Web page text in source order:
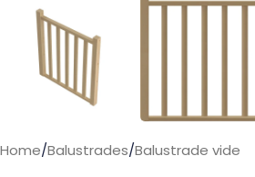
Home/Balustrades/Balustrade vide